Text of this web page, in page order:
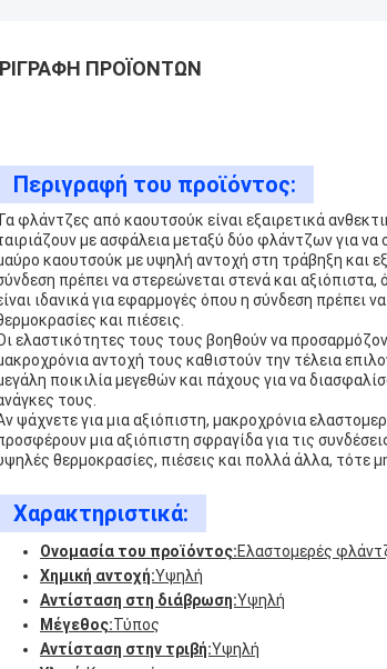
ΠΡΟΪΌΝΤΩΝ
Περιγραφή του προϊόντος:
φλάντζες από καουτσούκ είναι εξαιρετικά
με ασφάλεια μεταξύ δύο φλάντζων για
καουτσούκ με υψηλή αντοχή στη τράβηξη και
πρέπει να στερεώνεται στενά και
ιδανικά για εφαρμογές όπου η σύνδεση πρέπει
και πιέσεις.
ελαστικότητες τους τους βοηθούν να
αντοχή τους καθιστούν την τέλεια
ποικιλία μεγεθών και πάχους για να
τους.
ψάχνετε για μια αξιόπιστη, μακροχρόνια
μια αξιόπιστη σφραγίδα για τις
θερμοκρασίες, πιέσεις και πολλά άλλα,
Χαρακτηριστικά:
Ονομασία του προϊόντος:Ελαστομερές
Χημική αντοχή:Υψηλή
Αντίσταση στη διάβρωση:Υψηλή
Μέγεθος:Τύπος
Αντίσταση στην τριβή:Υψηλή